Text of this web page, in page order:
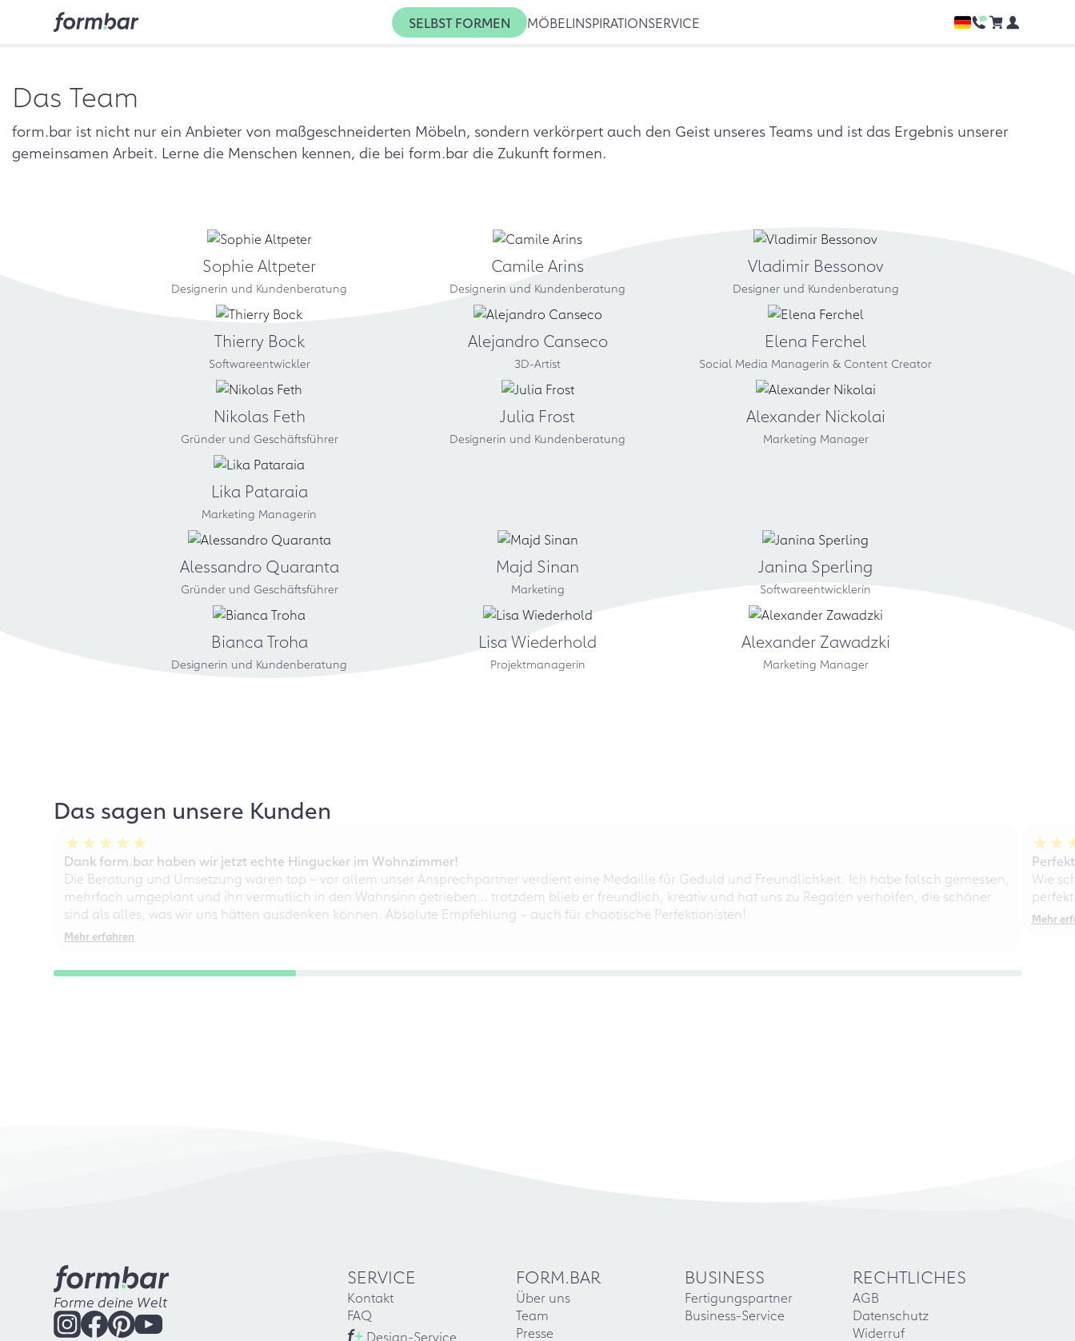
SELBST FORMEN MÖBEL INSPIRATIONSERVICE
Das Team
form.bar ist nicht nur ein Anbieter von maßgeschneiderten Möbeln, sondern verkörpert auch den Geist unseres Teams und ist das Ergebnis unserer
gemeinsamen Arbeit. Lerne die Menschen kennen, die bei form.bar die Zukunft formen.
Sophie Altpeter
Designerin und Kundenberatung
Camile Arins
Designerin und Kundenberatung
Vladimir Bessonov
Designer und Kundenberatung
Thierry Bock
Softwareentwickler
Alejandro Canseco
3D-Artist
Elena Ferchel
Social Media Managerin & Content Creator
Nikolas Feth
Gründer und Geschäftsführer
Julia Frost
Designerin und Kundenberatung
Alexander Nickolai
Marketing Manager
Lika Pataraia
Marketing Managerin
Alessandro Quaranta
Gründer und Geschäftsführer
Majd Sinan
Marketing
Janina Sperling
Softwareentwicklerin
Bianca Troha
Designerin und Kundenberatung
Lisa Wiederhold
Projektmanagerin
Alexander Zawadzki
Marketing Manager
Das sagen unsere Kunden
Dank form.bar haben wir jetzt echte Hingucker im Wohnzimmer!
Die Beratung und Umsetzung waren top – vor allem unser Ansprechpartner verdient eine Medaille für Geduld und Freundlichkeit. Ich habe falsch gemessen,
mehrfach umgeplant und ihn vermutlich in den Wahnsinn getrieben… trotzdem blieb er freundlich, kreativ und hat uns zu Regalen verholfen, die schöner
sind als alles, was wir uns hätten ausdenken können. Absolute Empfehlung – auch für chaotische Perfektionisten!
Mehr erfahren
Wie
Mehr
Forme deine Welt
SERVICE
Kontakt
FAQ
f+ Design-Service
FORM.BAR
Über uns
Team
Presse
BUSINESS
Fertigungspartner
Business-Service
RECHTLICHES
AGB
Datenschutz
Widerruf